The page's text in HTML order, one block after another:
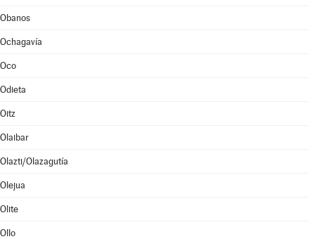
Obanos
Ochagavía
Oco
Odieta
Oitz
Olaibar
Olazti/Olazagutía
Olejua
Olite
Ollo